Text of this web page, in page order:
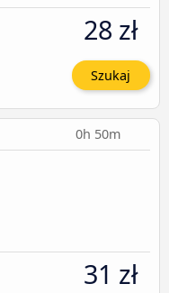
28 zł
Szukaj
0h 50m
31 zł